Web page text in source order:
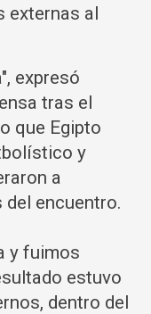
externas al
expresó
tras el
que Egipto
y
a
encuentro.
y fuimos
estuvo
dentro del